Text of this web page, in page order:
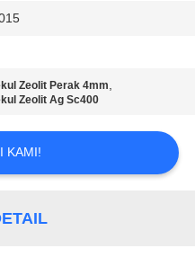
Zeolit ​​Perak 4mm,
Zeolit ​​Ag Sc400
KAMI!